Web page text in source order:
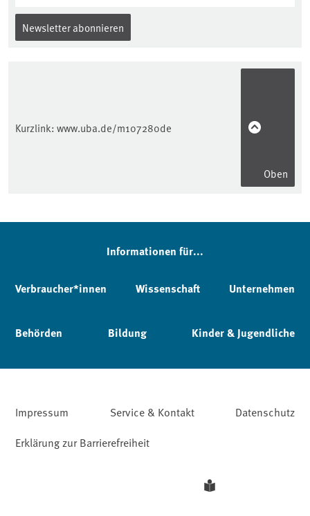
Newsletter abonnieren
Kurzlink: www.uba.de/m107280de
Oben
Informationen für...
Verbraucher*innen Wissenschaft Unternehmen
Behörden Bildung Kinder & Jugendliche
Impressum Service & Kontakt
Datenschutz
Erklärung zur Barrierefreiheit